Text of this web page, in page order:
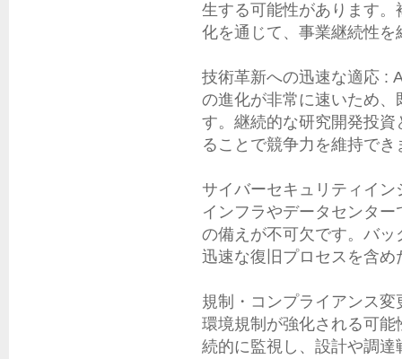
生する可能性があります
化を通じて、事業継続性
技術革新への迅速な適応 :
の進化が非常に速いため
す。継続的な研究開発投
ることで競争力を維持でき
サイバーセキュリティイ
インフラやデータセンタ
の備えが不可欠です。バ
迅速な復旧プロセスを含
規制・コンプライアンス
環境規制が強化される可
続的に監視し、設計や調